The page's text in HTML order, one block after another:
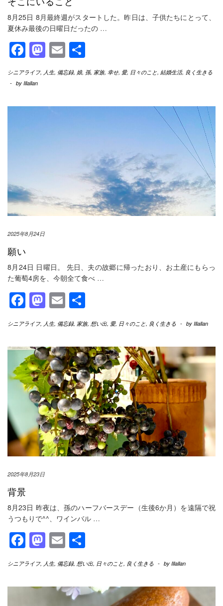
8月25日 8月最終週がスタートした。昨日は、子供たちにとって、
夏休み最後の日曜日だったの …
Facebook
Mastodon
Email
有
シニアライフ, 人生, 備忘録, 娘, 孫, 家族, 幸せ, 愛, 日々のこと, 結婚生活, 良く生きる
- by Illallan
2025年8月24日
願い
8月24日 日曜日。 先日、夫の故郷に帰ったおり、お土産にもらっ
た葡萄4房を、今朝全て食べ …
Facebook
Mastodon
Email
有
シニアライフ, 人生, 備忘録, 家族, 想い出, 愛, 日々のこと, 良く生きる - by Illallan
2025年8月23日
背景
8月23日 昨夜は、孫のハーフバースデー（生後6か月）を遠隔で祝
うつもりで^^、ワインバル …
Facebook
Mastodon
Email
有
シニアライフ, 人生, 備忘録, 想い出, 日々のこと, 良く生きる - by Illallan